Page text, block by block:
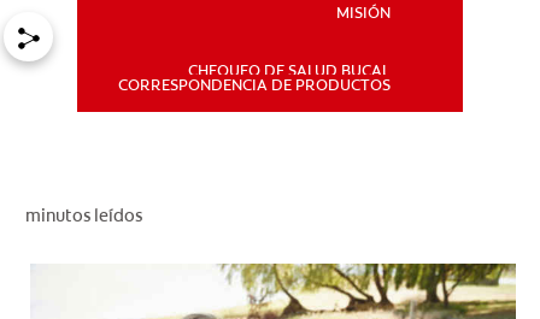
PARA PROFESIONALES
MISIÓN
CHEQUEO DE SALUD BUCAL
CORRESPONDENCIA DE PRODUCTOS
minutos leídos